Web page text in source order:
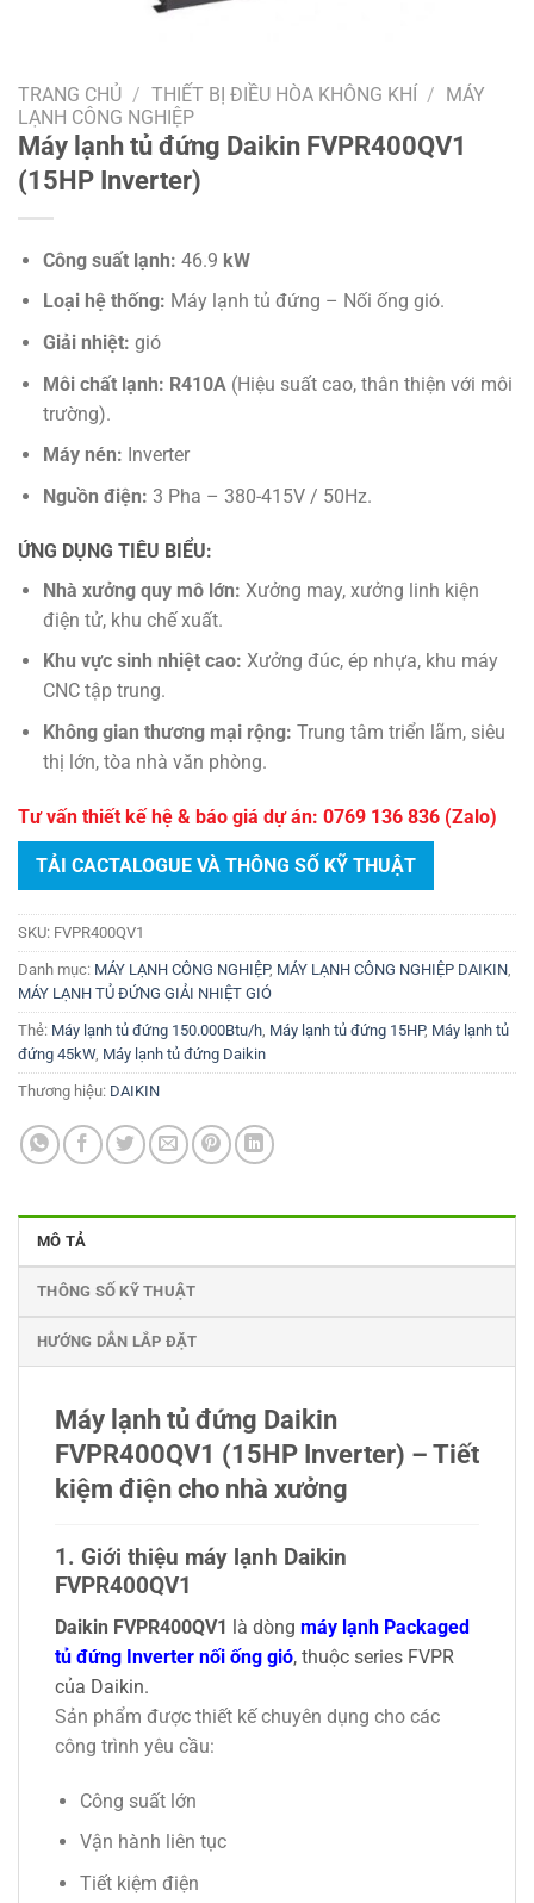
TRANG CHỦ / THIẾT BỊ ĐIỀU HÒA KHÔNG KHÍ / MÁY
LẠNH CÔNG NGHIỆP
Máy lạnh tủ đứng Daikin FVPR400QV1
(15HP Inverter)
Công suất lạnh: 46.9 kW
Loại hệ thống: Máy lạnh tủ đứng – Nối ống gió.
Giải nhiệt: gió
Môi chất lạnh: R410A(Hiệu suất cao, thân thiện với môi
trường).
Máy nén: Inverter
Nguồn điện: 3 Pha – 380-415V / 50Hz.
ỨNG DỤNG TIÊU BIỂU:
Nhà xưởng quy mô lớn: Xưởng may, xưởng linh kiện
điện tử, khu chế xuất.
Khu vực sinh nhiệt cao: Xưởng đúc, ép nhựa, khu máy
CNC tập trung.
Không gian thương mại rộng: Trung tâm triển lãm, siêu
thị lớn, tòa nhà văn phòng.
Tư vấn thiết kế hệ & báo giá dự án: 0769 136 836 (Zalo)
TẢI CACTALOGUE VÀ THÔNG SỐ KỸ THUẬT
SKU: FVPR400QV1
Danh mục: MÁY LẠNH CÔNG NGHIỆP, MÁY LẠNH CÔNG NGHIỆP DAIKIN,
MÁY LẠNH TỦ ĐỨNG GIẢI NHIỆT GIÓ
Thẻ: Máy lạnh tủ đứng 150.000Btu/h, Máy lạnh tủ đứng 15HP, Máy lạnh tủ
đứng 45kW, Máy lạnh tủ đứng Daikin
Thương hiệu: DAIKIN
MÔ TẢ
THÔNG SỐ KỸ THUẬT
HƯỚNG DẪN LẮP ĐẶT
Máy lạnh tủ đứng Daikin
FVPR400QV1 (15HP Inverter) – Tiết
kiệm điện cho nhà xưởng
1. Giới thiệu máy lạnh Daikin
FVPR400QV1
Daikin FVPR400QV1 là dòng máy lạnh Packaged
tủ đứng Inverter nối ống gió, thuộc series FVPR
của Daikin.
Sản phẩm được thiết kế chuyên dụng cho các
công trình yêu cầu:
Công suất lớn
Vận hành liên tục
Tiết kiệm điện